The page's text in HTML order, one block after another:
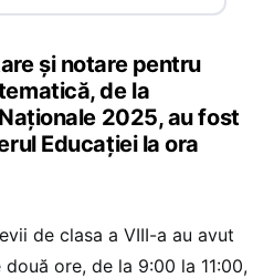
și notare pentru
de la
2025, au fost
Educației la ora
de clasa a VIII-a au avut
ore, de la 9:00 la 11:00,